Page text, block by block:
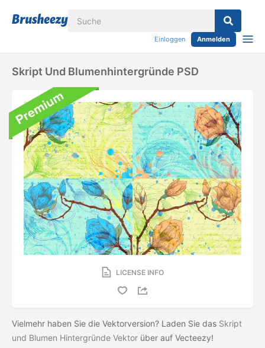
Einloggen Anmelden
Skript Und Blumenhintergründe PSD
LICENSE INFO
Vielmehr haben Sie die Vektorversion? Laden Sie das Skript
und Blumen Hintergründe Vektor über auf Vecteezy!